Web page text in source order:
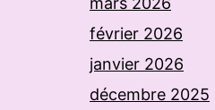
février 2026
janvier 2026
décembre 2025